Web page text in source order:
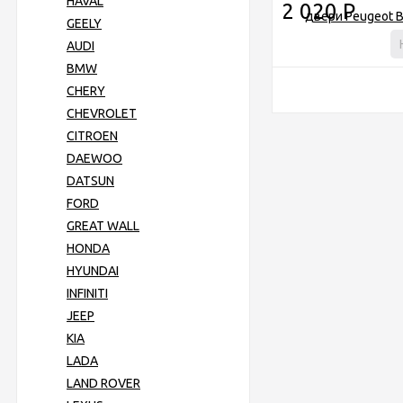
GEELY
AUDI
BMW
CHERY
CHEVROLET
CITROEN
DAEWOO
DATSUN
FORD
GREAT WALL
HONDA
HYUNDAI
INFINITI
JEEP
KIA
LADA
LAND ROVER
2 020Р